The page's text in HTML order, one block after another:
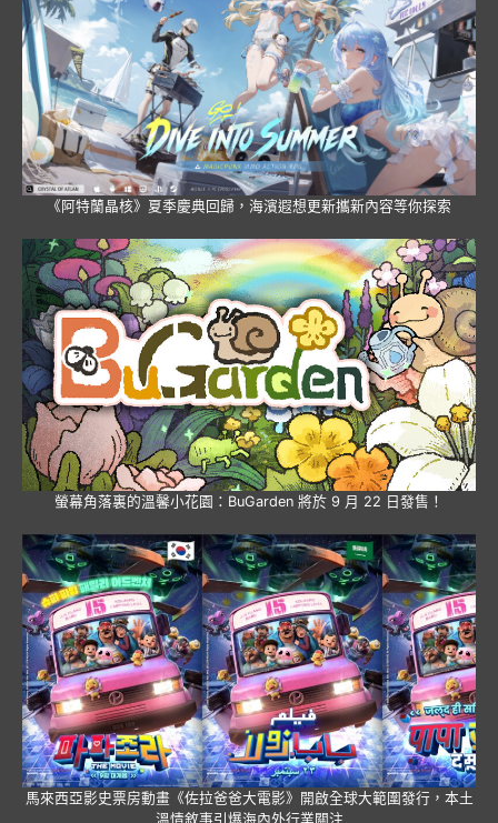
《阿特蘭晶核》夏季慶典回歸，海濱遐想更新攜新內容等你探索
螢幕角落裏的溫馨小花園：BuGarden 將於 9 月 22 日發售！
馬來西亞影史票房動畫《佐拉爸爸大電影》開啟全球大範圍發行，本土
溫情敘事引爆海內外行業關注